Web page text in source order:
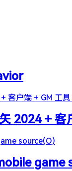
2024 +
game